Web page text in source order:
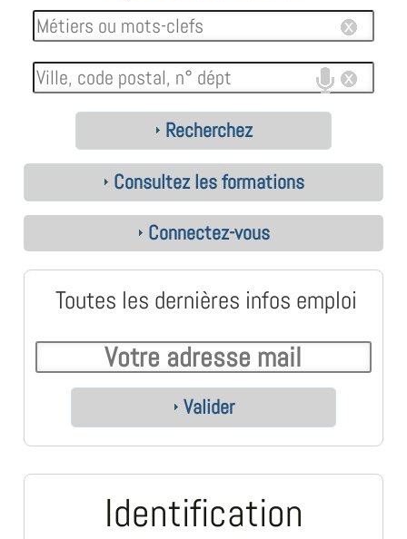
Recherchez
Consultez les formations
Connectez-vous
Toutes les dernières infos emploi
Valider
Identification